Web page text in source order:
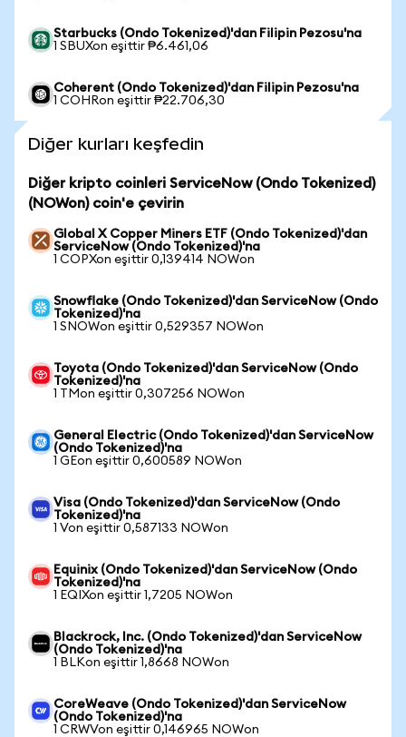
Starbucks (Ondo Tokenized)'dan Filipin Pezosu'na
1 SBUXon eşittir ₱6.461,06
Coherent (Ondo Tokenized)'dan Filipin Pezosu'na
1 COHRon eşittir ₱22.706,30
Diğer kurları keşfedin
Diğer kripto coinleri ServiceNow (Ondo Tokenized)
(NOWon) coin'e çevirin
Global X Copper Miners ETF (Ondo Tokenized)'dan
ServiceNow (Ondo Tokenized)'na
1 COPXon eşittir 0,139414 NOWon
Snowflake (Ondo Tokenized)'dan ServiceNow (Ondo
Tokenized)'na
1 SNOWon eşittir 0,529357 NOWon
Toyota (Ondo Tokenized)'dan ServiceNow (Ondo
Tokenized)'na
1 TMon eşittir 0,307256 NOWon
General Electric (Ondo Tokenized)'dan ServiceNow
(Ondo Tokenized)'na
1 GEon eşittir 0,600589 NOWon
Visa (Ondo Tokenized)'dan ServiceNow (Ondo
Tokenized)'na
1 Von eşittir 0,587133 NOWon
Equinix (Ondo Tokenized)'dan ServiceNow (Ondo
Tokenized)'na
1 EQIXon eşittir 1,7205 NOWon
Blackrock, Inc. (Ondo Tokenized)'dan ServiceNow
(Ondo Tokenized)'na
1 BLKon eşittir 1,8668 NOWon
CoreWeave (Ondo Tokenized)'dan ServiceNow
(Ondo Tokenized)'na
1 CRWVon eşittir 0,146965 NOWon